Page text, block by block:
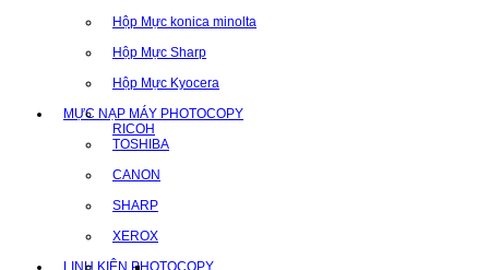
Hộp Mực konica minolta
Hộp Mực Sharp
Hộp Mực Kyocera
MỰC NẠP MÁY PHOTOCOPY
RICOH
TOSHIBA
CANON
SHARP
XEROX
LINH KIỆN PHOTOCOPY